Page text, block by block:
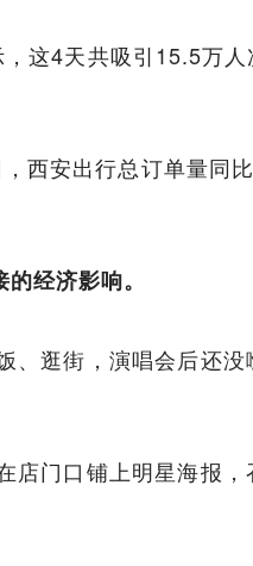
这4天共吸引15.5万
西安出行总订单量同
经济影响。
、逛街，演唱会后还没
店门口铺上明星海报，